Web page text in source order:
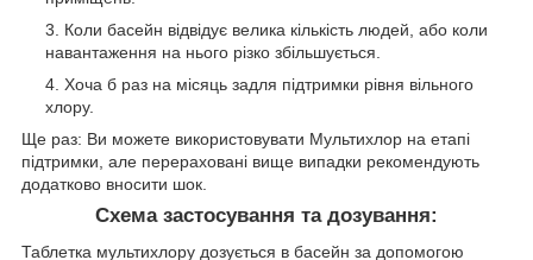
Коли басейн відвідує велика кількість людей, або коли
навантаження на нього різко збільшується.
Хоча б раз на місяць задля підтримки рівня вільного
хлору.
Ще раз: Ви можете використовувати Мультихлор на етапі
підтримки, але перераховані вище випадки рекомендують
додатково вносити шок.
Схема застосування та дозування:
Таблетка мультихлору дозується в басейн за допомогою